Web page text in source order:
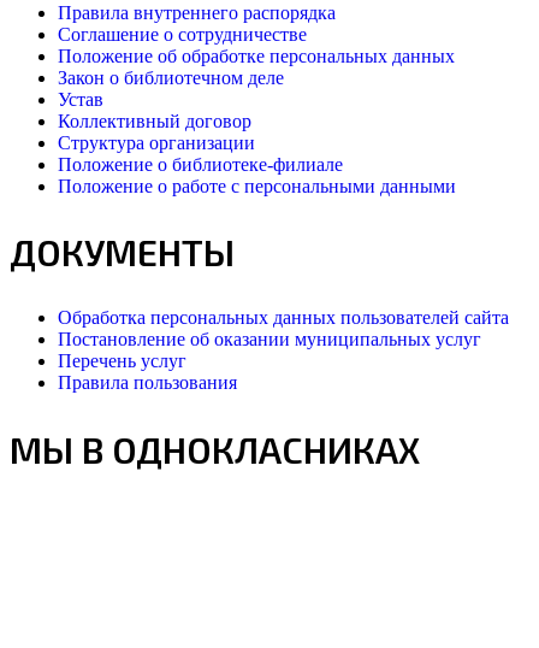
Правила внутреннего распорядка
Соглашение о сотрудничестве
Положение об обработке персональных данных
Закон о библиотечном деле
Устав
Коллективный договор
Структура организации
Положение о библиотеке-филиале
Положение о работе с персональными данными
ДОКУМЕНТЫ
Обработка персональных данных пользователей сайта
Постановление об оказании муниципальных услуг
Перечень услуг
Правила пользования
МЫ В ОДНОКЛАСНИКАХ